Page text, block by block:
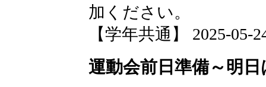
加ください。
【学年共通】 2025-05-
運動会前日準備～明